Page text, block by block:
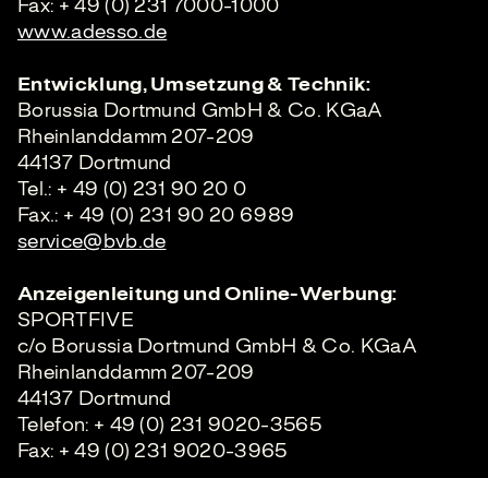
Fax: + 49 (0) 231 7000-1000
www.adesso.de
Entwicklung, Umsetzung & Technik:
Borussia Dortmund GmbH & Co. KGaA
Rheinlanddamm 207-209
44137 Dortmund
Tel.: + 49 (0) 231 90 20 0
Fax.: + 49 (0) 231 90 20 6989
service@bvb.de
Anzeigenleitung und Online-Werbung:
SPORTFIVE
c/o Borussia Dortmund GmbH & Co. KGaA
Rheinlanddamm 207-209
44137 Dortmund
Telefon: + 49 (0) 231 9020-3565
Fax: + 49 (0) 231 9020-3965